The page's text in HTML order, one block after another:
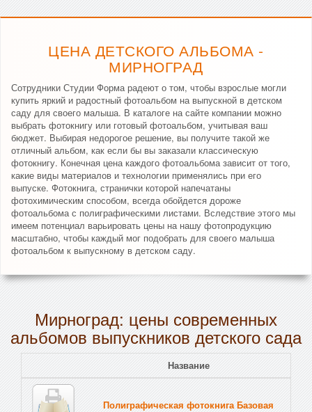
ЦЕНА ДЕТСКОГО АЛЬБОМА -
МИРНОГРАД
Сотрудники Студии Форма радеют о том, чтобы взрослые могли
купить яркий и радостный фотоальбом на выпускной в детском
саду для своего малыша. В каталоге на сайте компании можно
выбрать фотокнигу или готовый фотоальбом, учитывая ваш
бюджет. Выбирая недорогое решение, вы получите такой же
отличный альбом, как если бы вы заказали классическую
фотокнигу. Конечная цена каждого фотоальбома зависит от того,
какие виды материалов и технологии применялись при его
выпуске. Фотокнига, странички которой напечатаны
фотохимическим способом, всегда обойдется дороже
фотоальбома с полиграфическими листами. Вследствие этого мы
имеем потенциал варьировать цены на нашу фотопродукцию
масштабно, чтобы каждый мог подобрать для своего малыша
фотоальбом к выпускному в детском саду.
Мирноград: цены современных
альбомов выпускников детского сада
Название
Полиграфическая фотокнига Базовая